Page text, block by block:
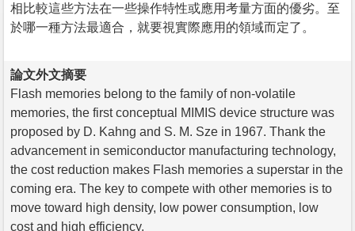
相比較這些方法在一些操作特性或應用考量方面的優劣。至
於哪一種方法最適合，就要視實際應用的領域而定了。
論文外文摘要
Flash memories belong to the family of non-volatile
memories, the first conceptual MIMIS device structure was
proposed by D. Kahng and S. M. Sze in 1967. Thank the
advancement in semiconductor manufacturing technology,
the cost reduction makes Flash memories a superstar in the
coming era. The key to compete with other memories is to
move toward high density, low power consumption, low
cost and high efficiency.